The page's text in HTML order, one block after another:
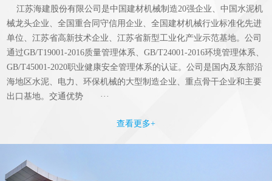
江苏海建股份有限公司是中国建材机械制造20强企业、中国水泥机
械龙头企业、全国重合同守信用企业、全国建材机械行业标准化先进
单位、江苏省高新技术企业、江苏省新型工业化产业示范基地。公司
通过GB/T19001-2016质量管理体系、GB/T24001-2016环境管理体系、
GB/T45001-2020职业健康安全管理体系的认证。公司是国内及东部沿
海地区水泥、电力、环保机械的大型制造企业、重点骨干企业和主要
出口基地。交通优势 ···
查看更多+